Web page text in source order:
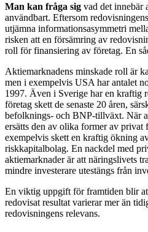
Man kan fråga sig vad det innebär
användbart. Eftersom
utjämna informationsasymmetri
risken att en försämring av
roll för finansiering av företag. En
Aktiemarknadens minskade roll är
men i exempelvis USA har antalet
1997. Även i Sverige har en kraftig
företag skett de senaste 20 åren,
befolknings- och BNP-tillväxt. När
ersätts den av olika former av privat
exempelvis skett en kraftig ökning
riskkapitalbolag. En nackdel med
aktiemarknader är att näringslivets
mindre investerare utestängs från
En viktig uppgift för framtiden blir
redovisat resultat varierar mer än
redovisningens relevans.